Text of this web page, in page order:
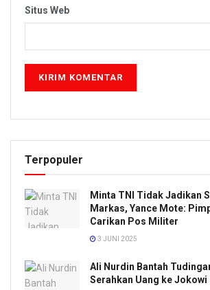
Situs Web
Terpopuler
Minta TNI Tidak Jadikan
Markas, Yance Mote:
Carikan Pos Militer
3 JUNI 2025
Ali Nurdin Bantah
Serahkan Uang ke